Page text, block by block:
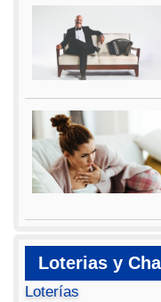
Loterias y
Loterías